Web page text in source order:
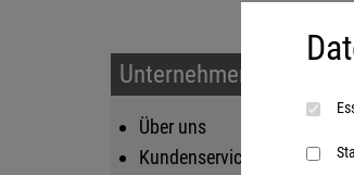
Unternehmen & Service
Über uns
Kundenservice